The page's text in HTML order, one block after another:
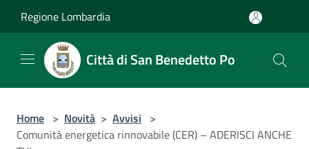
Regione Lombardia
Città di San Benedetto Po
Home > Novità > Avvisi >
Comunità energetica rinnovabile (CER) – ADERISCI ANCHE